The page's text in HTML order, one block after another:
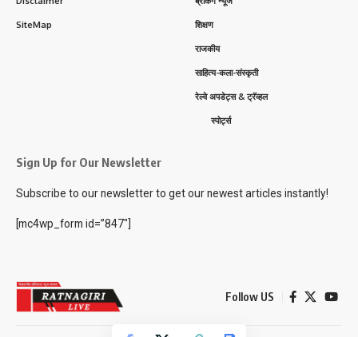
SiteMap शिक्षण
राजकीय
साहित्य-कला-संस्कृती
रेल्वे अपडेट्स & ट्रॅव्हल
स्पोर्ट्स
Sign Up for Our Newsletter
Subscribe to our newsletter to get our newest articles instantly!
[mc4wp_form id=”847″]
Follow US